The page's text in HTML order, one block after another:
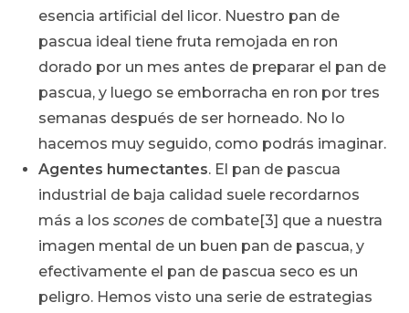
esencia artificial del licor. Nuestro pan de
pascua ideal tiene fruta remojada en ron
dorado por un mes antes de preparar el pan de
pascua, y luego se emborracha en ron por tres
semanas después de ser horneado. No lo
hacemos muy seguido, como podrás imaginar.
Agentes humectantes. El pan de pascua
industrial de baja calidad suele recordarnos
más a losscones de combate[3] que a nuestra
imagen mental de un buen pan de pascua, y
efectivamente el pan de pascua seco es un
peligro. Hemos visto una serie de estrategias